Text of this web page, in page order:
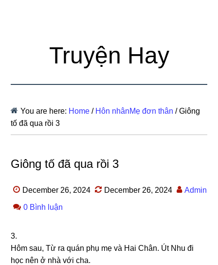
Truyện Hay
You are here: Home / Hôn nhânMẹ đơn thân /Giông
tố đã qua rồi 3
Giông tố đã qua rồi 3
December 26, 2024 December 26, 2024 Admin
0 Bình luận
3.
Hôm ѕau, Từ ra quán phụ mẹ và Hai Chân. Út Nhu đi
học nên ở nhà với cha.